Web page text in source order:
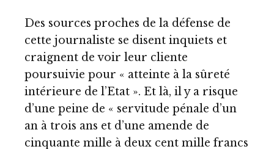
Des sources proches de la défense de
cette journaliste se disent inquiets et
craignent de voir leur cliente
poursuivie pour « atteinte à la sûreté
intérieure de l’Etat ». Et là, il y a risque
d’une peine de « servitude pénale d’un
an à trois ans et d’une amende de
cinquante mille à deux cent mille francs